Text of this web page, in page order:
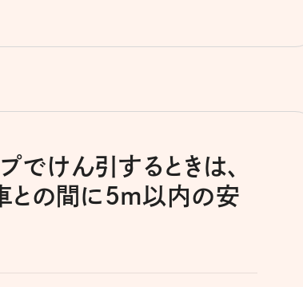
でけん引するときは、
との間に5m以内の安